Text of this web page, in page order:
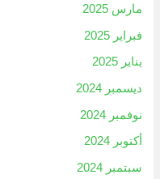
مارس 2025
فبراير 2025
يناير 2025
ديسمبر 2024
نوفمبر 2024
أكتوبر 2024
سبتمبر 2024